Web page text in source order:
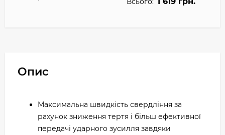
Опис
Максимальна швидкість свердління за
рахунок зниження тертя і більш ефективної
передачі ударного зусилля завдяки